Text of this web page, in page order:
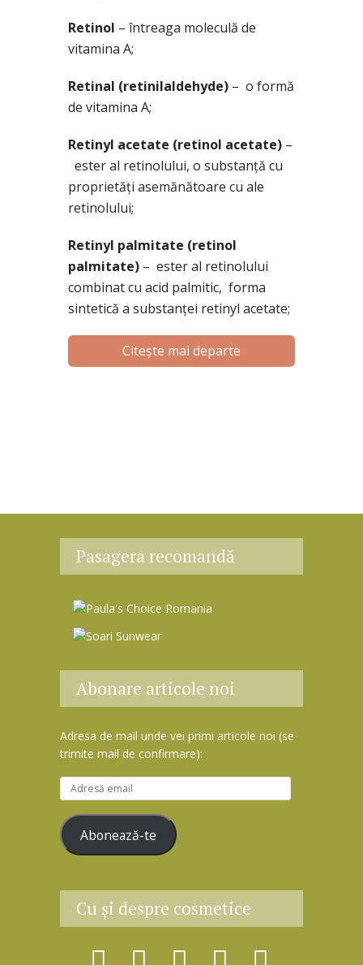
Retinol – întreaga moleculă de
vitamina A;
Retinal (retinilaldehyde) – o formă
de vitamina A;
Retinyl acetate (retinol acetate) –
ester al retinolului, o substanță cu
proprietăți asemănătoare cu ale
retinolului;
Retinyl palmitate (retinol
palmitate) – ester al retinolului
combinat cu acid palmitic, forma
sintetică a substanței retinyl acetate;
Citește mai departe
Pasagera recomandă
Abonare articole noi
Adresa de mail unde vei primi articole noi (se
trimite mail de confirmare):
d
e
e
a
Abonează-te
Cu şi despre cosmetice